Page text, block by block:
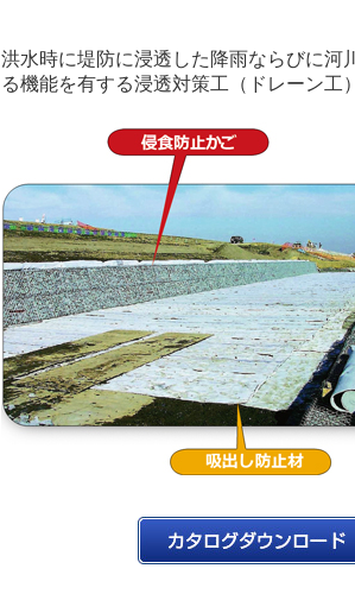
洪水時に堤防に浸透した降雨ならびに河
る機能を有する浸透対策工（ドレーン